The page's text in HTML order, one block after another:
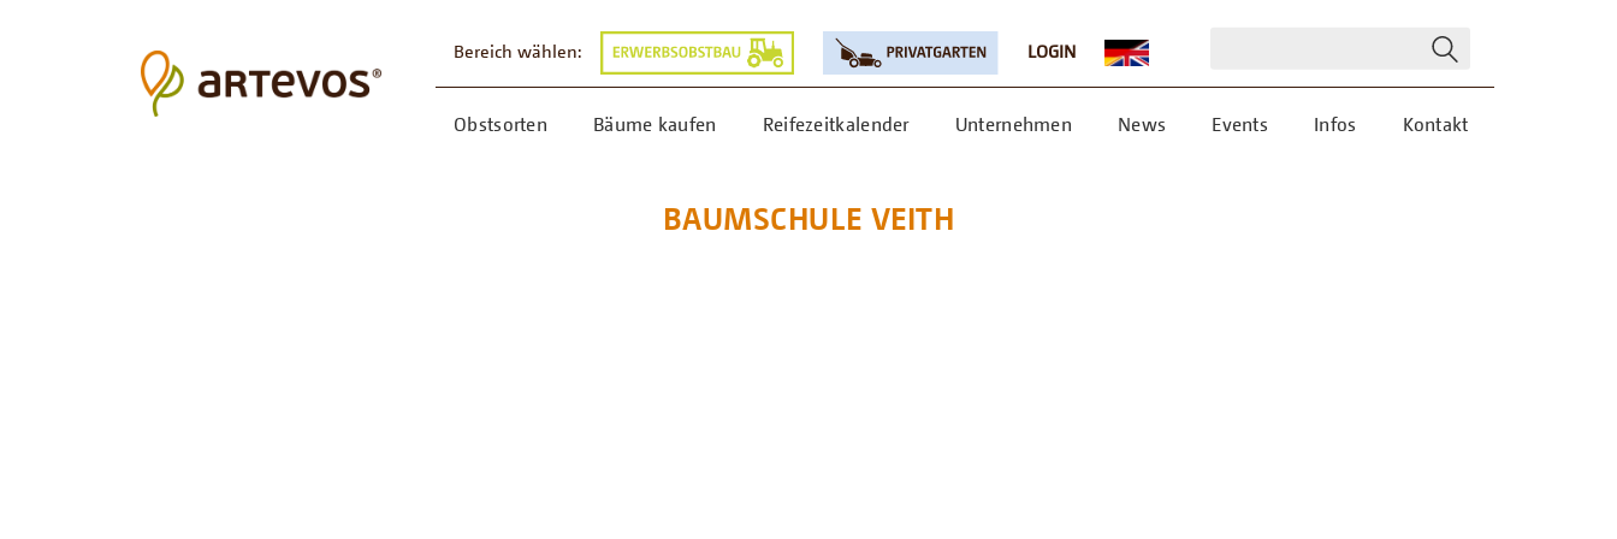
Bereich wählen: LOGIN
Obstsorten Bäume kaufen Reifezeitkalender Unternehmen News Events Infos Kontakt
BAUMSCHULE VEITH